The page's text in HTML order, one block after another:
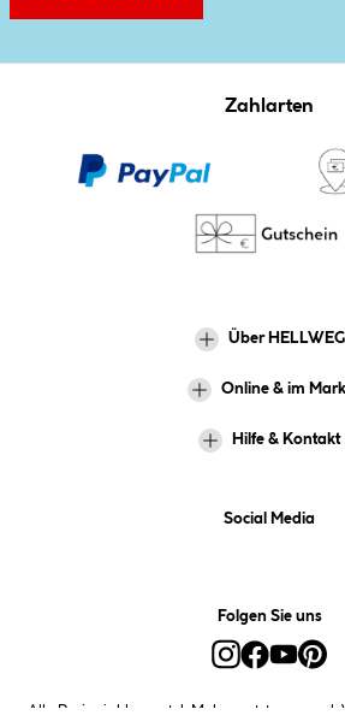
Zahlarten
Über HELLWEG
Online & im
Hilfe & Kontakt
Social Media
Folgen Sie uns
Alle Preise inkl. gesetzl. Mehrwertsteuer zzgl.